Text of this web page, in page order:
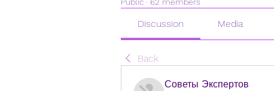
Discussion Media
Back
Советы Экспертов